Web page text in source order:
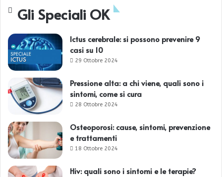
Gli Speciali OK
Ictus cerebrale: si possono prevenire 9
casi su 10
29 Ottobre 2024
Pressione alta: a chi viene, quali sono i
sintomi, come si cura
28 Ottobre 2024
Osteoporosi: cause, sintomi, prevenzione
e trattamenti
18 Ottobre 2024
Hiv: quali sono i sintomi e le terapie?